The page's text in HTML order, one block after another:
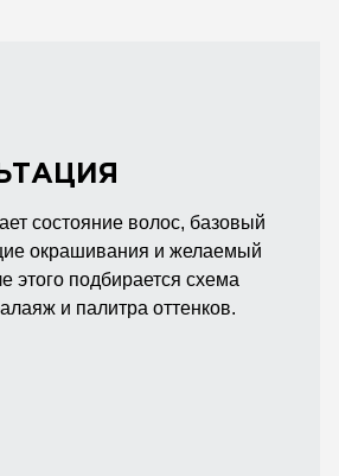
состояние волос, базовый
окрашивания и желаемый
этого подбирается схема
и палитра оттенков.